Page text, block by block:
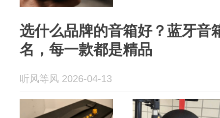
选什么品牌的音箱好？蓝牙音
名，每一款都是精品
听风等风 2026-04-13